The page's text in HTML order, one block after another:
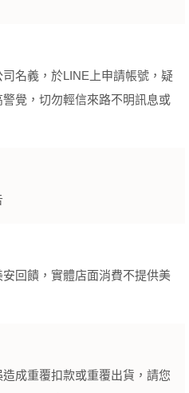
名義，於LINE上申請帳號，疑
覺，切勿輕信來路不明訊息或
回饋，實體店面消費不提供美
成重覆扣款或重覆出貨，請您